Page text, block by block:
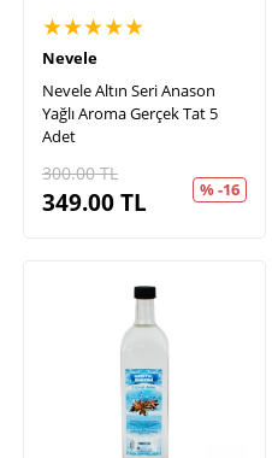
★★★★★
Nevele
Nevele Altın Seri Anason
Yağlı Aroma Gerçek Tat 5
Adet
300.00TL
349.00TL % -16